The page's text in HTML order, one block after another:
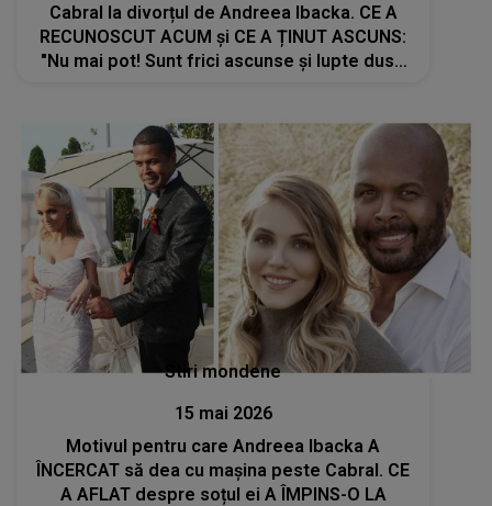
Cabral la divorțul de Andreea Ibacka. CE A
RECUNOSCUT ACUM și CE A ȚINUT ASCUNS:
"Nu mai pot! Sunt frici ascunse și lupte duse
Stiri mondene
15 mai 2026
Motivul pentru care Andreea Ibacka A
ÎNCERCAT să dea cu mașina peste Cabral. CE
A AFLAT despre soțul ei A ÎMPINS-O LA